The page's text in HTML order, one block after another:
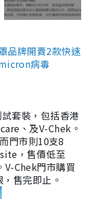
品牌開賣2款快速
病毒
套裝，包括香港
、及V-Chek。
門市則10支8
，售價低至
Chek門市購買
售完即止。